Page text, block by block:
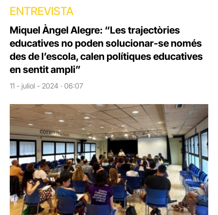
ENTREVISTA
Miquel Àngel Alegre: “Les trajectòries
educatives no poden solucionar-se només
des de l’escola, calen polítiques educatives
en sentit ampli”
11 - juliol - 2024 · 06:07